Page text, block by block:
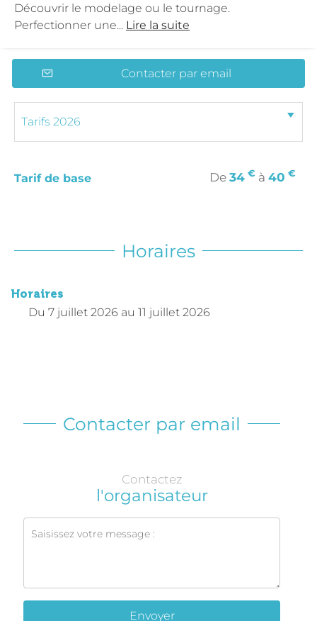
Découvrir le modelage ou le tournage.
Perfectionner une... Lire la suite
Contacter par email
Tarif de base De 34 € à 40 €
Horaires
Horaires
Du 7 juillet 2026 au 11 juillet 2026
Contacter par email
Contactez
l'organisateur
Envoyer